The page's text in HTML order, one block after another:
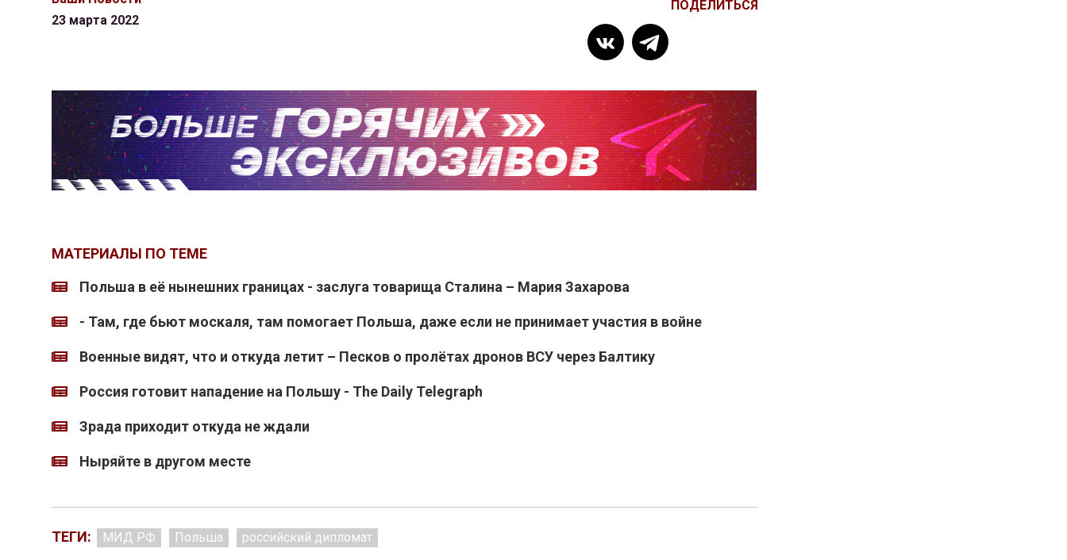
23 марта 2022
ПОДЕЛИТЬСЯ
МАТЕРИАЛЫ ПО ТЕМЕ
Польша в её нынешних границах - заслуга товарища Сталина – Мария Захарова
- Там, где бьют москаля, там помогает Польша, даже если не принимает участия в войне
Военные видят, что и откуда летит – Песков о пролётах дронов ВСУ через Балтику
Россия готовит нападение на Польшу - The Daily Telegraph
Зрада приходит откуда не ждали
Ныряйте в другом месте
ТЕГИ: МИД РФ Польша российский дипломат